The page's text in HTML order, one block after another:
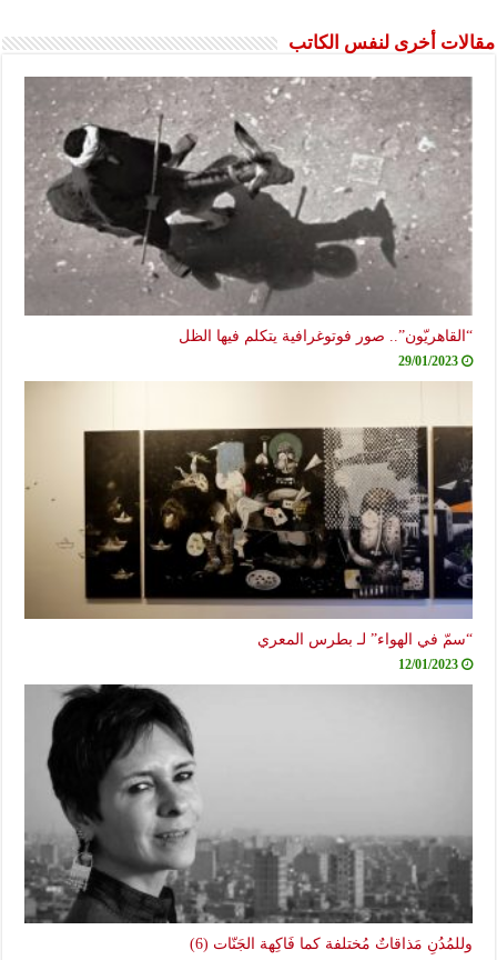
مقالات أخرى لنفس الكاتب
“القاهريّون”.. صور فوتوغرافية يتكلم فيها الظل
29/01/2023
“سمّ في الهواء” لـ بطرس المعري
12/01/2023
وللمُدُنِ مَذاقاتٌ مُختلفة كما فَاكِهة الجَنّات (6)